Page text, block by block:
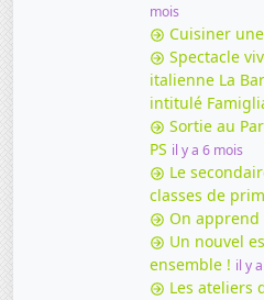
mois
Cuisiner
Spectacle
italienne La
intitulé
Sortie au
PS il y a 6 mois
Le
classes de
On apprend
Un nouvel
ensemble ! il y
Les ateliers